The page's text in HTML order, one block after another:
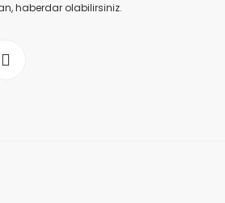
haberdar olabilirsiniz.